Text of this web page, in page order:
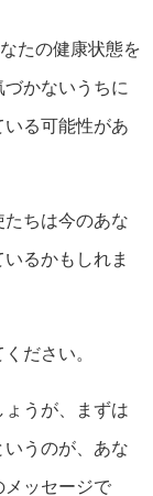
たの健康状態を
かないうちに
る可能性があ
ちは今のあな
るかもしれま
ださい。
ょうが、まずは
うのが、あな
メッセージで